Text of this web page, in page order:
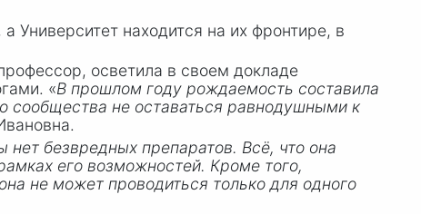
Университет находится на их фронтире, в
осветила в своем докладе
«В прошлом году рождаемость составила
сообщества не оставаться равнодушными к
безвредных препаратов. Всё, что она
его возможностей. Кроме того,
не может проводиться только для одного